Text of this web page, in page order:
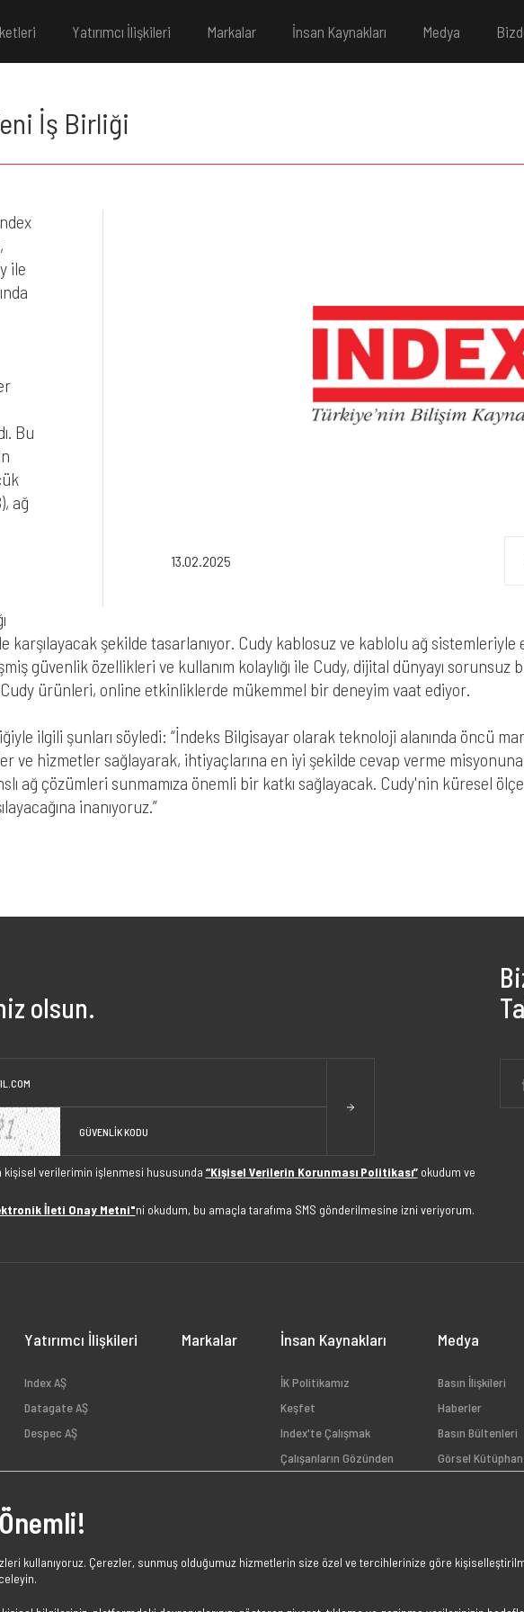
Yatırımcı İlişkileri Markalar İnsan Kaynakları Medya
İş Birliği
13.02.2025
ile
Bu
ağ
şekilde tasarlanıyor. Cudy kablosuz ve kablolu ağ sistemleriyle
güvenlik özellikleri ve kullanım kolaylığı ile Cudy, dijital dünyayı sorunsuz
ürünleri, online etkinliklerde mükemmel bir deneyim vaat ediyor.
ilgili şunları söyledi: “İndeks Bilgisayar olarak teknoloji alanında öncü
hizmetler sağlayarak, ihtiyaçlarına en iyi şekilde cevap verme
ağ çözümleri sunmamıza önemli bir katkı sağlayacak. Cudy'nin küresel
inanıyoruz.”
olsun.
kişisel verilerimin işlenmesi hususunda “Kişisel Verilerin Korunması Politikası”okudum ve
İleti Onay Metni"ni okudum, bu amaçla tarafıma SMS gönderilmesine izni veriyorum.
Yatırımcı İlişkileri
Index AŞ
Datagate AŞ
Despec AŞ
Markalar İnsan Kaynakları
İK Politikamız
Keşfet
Index'te Çalışmak
Çalışanların Gözünden
Medya
Basın İlişkileri
Haberler
Basın Bültenleri
Görsel
kullanıyoruz. Çerezler, sunmuş olduğumuz hizmetlerin size özel ve tercihlerinize göre